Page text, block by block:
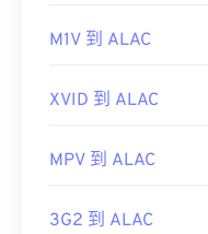
M1V 到 ALAC
XVID 到 ALAC
MPV 到 ALAC
3G2 到 ALAC